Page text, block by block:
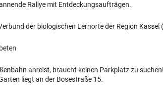
Rallye mit Entdeckungsaufträgen.
der biologischen Lernorte der Region Kassel (
anreist, braucht keinen Parkplatz zu
liegt an der Bosestraße 15.